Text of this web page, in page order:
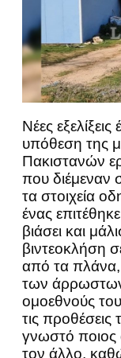
Νέες
υπόθεση της
Πακιστανών
που
τα στοιχεία
ένας
βιάσει και
βιντεοκλήση
από τα
των
ομοεθνούς
τις προθέσεις
γνωστό ποιος
τον άλλο,